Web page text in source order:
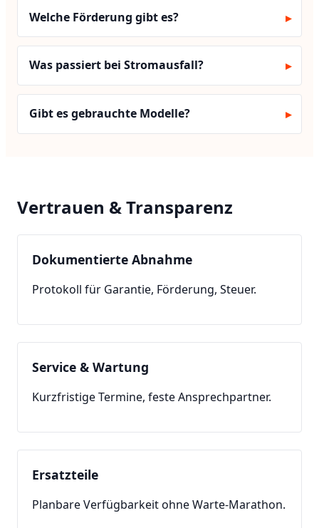
Nordrhein-Westfalen
Hessen
Thüringen
Rheinland-Pfalz
Welche Förderung gibt es?
Was passiert bei Stromausfall?
Gibt es gebrauchte Modelle?
Vertrauen & Transparenz
Dokumentierte Abnahme
Protokoll für Garantie, Förderung, Steuer.
Service & Wartung
Kurzfristige Termine, feste Ansprechpartner.
Ersatzteile
Planbare Verfügbarkeit ohne Warte-Marathon.